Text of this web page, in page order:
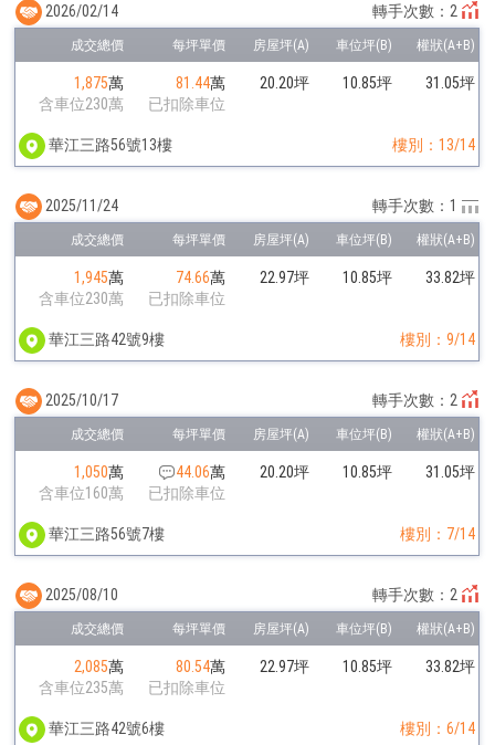
1,875萬
含車位230萬
81.44萬
已扣除車位
20.20坪 10.85坪 31.05坪
華江三路56號13樓 樓別：13/14
2026/02/14 轉手次數：2
1,945萬
含車位230萬
74.66萬
已扣除車位
22.97坪 10.85坪 33.82坪
華江三路42號9樓 樓別：9/14
2025/11/24 轉手次數：1
1,050萬
含車位160萬
44.06萬
已扣除車位
20.20坪 10.85坪 31.05坪
華江三路56號7樓 樓別：7/14
2025/10/17 轉手次數：2
2,085萬
含車位235萬
80.54萬
已扣除車位
22.97坪 10.85坪 33.82坪
華江三路42號6樓 樓別：6/14
2025/08/10 轉手次數：2